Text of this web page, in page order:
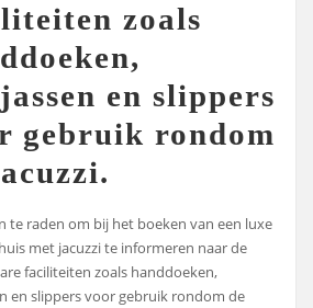
zoals
en slippers
gebruik rondom
te raden om bij het boeken van een luxe
met jacuzzi te informeren naar de
faciliteiten zoals handdoeken,
en slippers voor gebruik rondom de